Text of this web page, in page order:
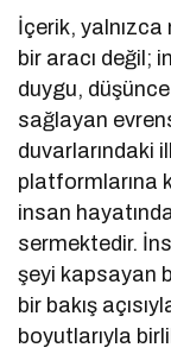
İçerik,
bir aracı değil;
duygu,
sağlayan
duvarlarındaki
platformlarına
insan
sermektedir.
şeyi kapsayan
bir bakış
boyutlarıyla